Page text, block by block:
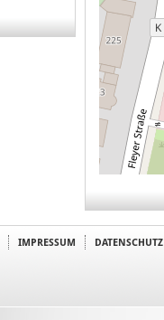
IMPRESSUM DATENSCHUTZ